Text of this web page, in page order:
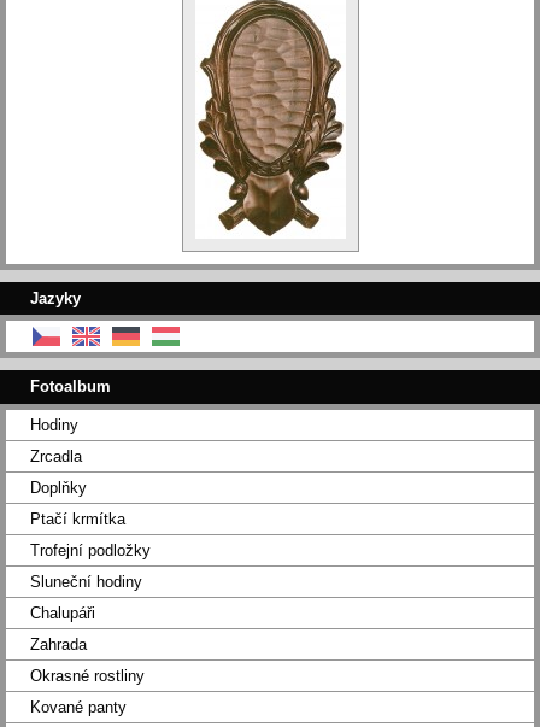
Jazyky
Fotoalbum
Hodiny
Zrcadla
Doplňky
Ptačí krmítka
Trofejní podložky
Sluneční hodiny
Chalupáři
Zahrada
Okrasné rostliny
Kované panty